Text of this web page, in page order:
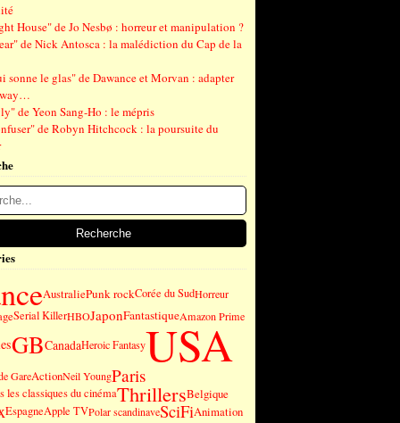
House" de Jo Nesbø : horreur et manipulation ?
de Nick Antosca : la malédiction du Cap de la
sonne le glas" de Dawance et Morvan : adapter
de Yeon Sang-Ho : le mépris
de Robyn Hitchcock : la poursuite du
AustraliePunk rockCorée du SudHorreur
Serial KillerHBOJaponFantastiqueAmazon Prime
GBCanadaHeroic FantasyUSA
GareActionNeil YoungParis
les classiques du cinémaThrillersBelgique
EspagneApple TVPolar scandinaveSciFiAnimation